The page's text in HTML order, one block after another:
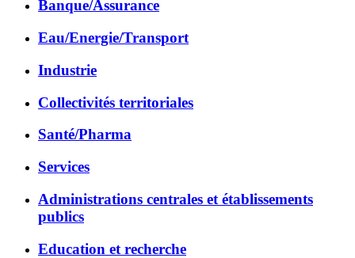
Banque/Assurance
Eau/Energie/Transport
Industrie
Collectivités territoriales
Santé/Pharma
Services
Administrations centrales et établissements
publics
Education et recherche